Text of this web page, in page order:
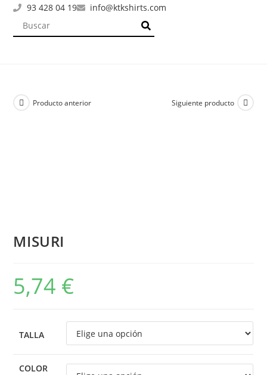
93 428 04 19 info@ktkshirts.com
Producto anterior Siguiente producto
MISURI
5,74 €
TALLA
COLOR